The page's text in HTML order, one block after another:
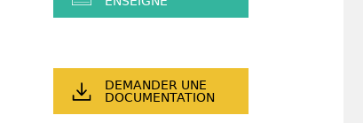
DEMANDER UNE
DOCUMENTATION